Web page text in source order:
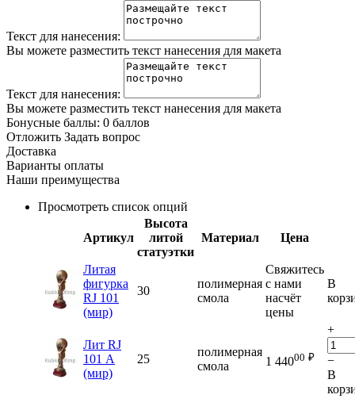
Текст для нанесения:
Вы можете разместить текст нанесения для макета
Текст для нанесения:
Вы можете разместить текст нанесения для макета
Бонусные баллы: 0 баллов
Отложить Задать вопрос
Доставка
Варианты оплаты
Наши преимущества
Просмотреть список опций
Артикул
Высота
литой
статуэтки
Материал Цена
Литая
фигурка
RJ 101
(мир)
30
полимерная
смола
Свяжитесь
с нами
насчёт
цены
В
Лит RJ
101 А
(мир)
25
полимерная
смола
1 44000 ₽
+
−
В